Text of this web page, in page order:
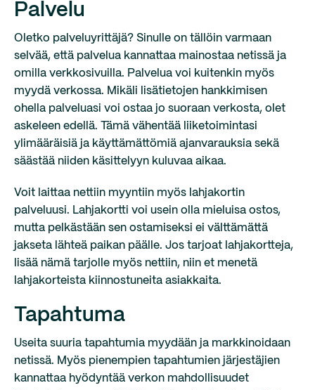
Palvelu
Oletko palveluyrittäjä? Sinulle on tällöin varmaan
selvää, että palvelua kannattaa mainostaa netissä ja
omilla verkkosivuilla. Palvelua voi kuitenkin myös
myydä verkossa. Mikäli lisätietojen hankkimisen
ohella palveluasi voi ostaa jo suoraan verkosta, olet
askeleen edellä. Tämä vähentää liiketoimintasi
ylimääräisiä ja käyttämättömiä ajanvarauksia sekä
säästää niiden käsittelyyn kuluvaa aikaa.
Voit laittaa nettiin myyntiin myös lahjakortin
palveluusi. Lahjakortti voi usein olla mieluisa ostos,
mutta pelkästään sen ostamiseksi ei välttämättä
jakseta lähteä paikan päälle. Jos tarjoat lahjakortteja,
lisää nämä tarjolle myös nettiin, niin et menetä
lahjakorteista kiinnostuneita asiakkaita.
Tapahtuma
Useita suuria tapahtumia myydään ja markkinoidaan
netissä. Myös pienempien tapahtumien järjestäjien
kannattaa hyödyntää verkon mahdollisuudet